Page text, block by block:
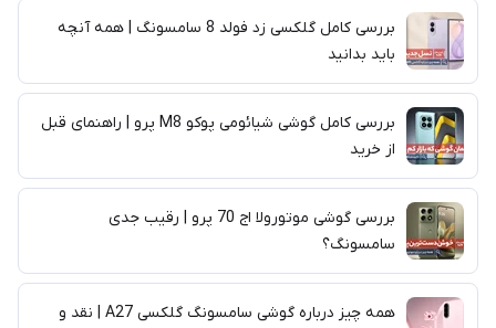
بررسی کامل گلکسی زد فولد 8 سامسونگ | همه آنچه
باید بدانید
بررسی کامل گوشی شیائومی پوکو M8 پرو | راهنمای قبل
از خرید
بررسی گوشی موتورولا اج 70 پرو | رقیب جدی
سامسونگ؟
همه چیز درباره گوشی سامسونگ گلکسی A27 | نقد و